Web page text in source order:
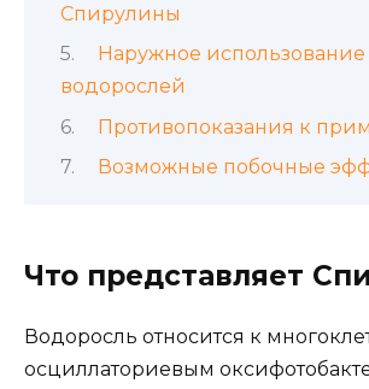
Спирулины
Наружное использование
водорослей
Противопоказания к
Возможные побочные
Что представляет
Водоросль относится к
осциллаториевым